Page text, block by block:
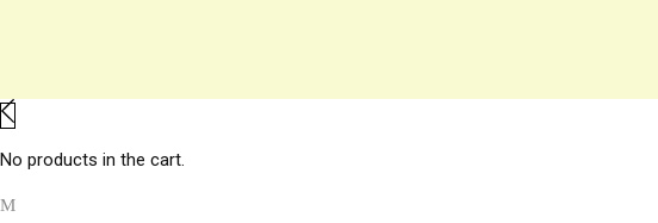
No products in the cart.